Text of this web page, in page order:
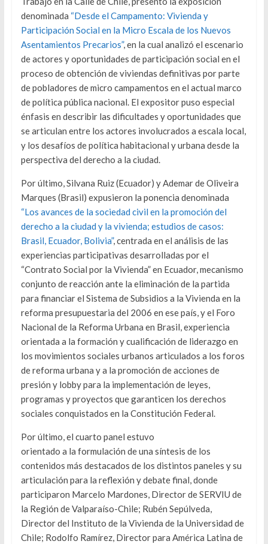
denominada “Desde el Campamento: Vivienda y
Participación Social en la Micro Escala de los Nuevos
Asentamientos Precarios”, en la cual analizó el escenario
de actores y oportunidades de participación social en el
proceso de obtención de viviendas definitivas por parte
de pobladores de micro campamentos en el actual marco
de política pública nacional. El expositor puso especial
énfasis en describir las dificultades y oportunidades que
se articulan entre los actores involucrados a escala local,
y los desafíos de política habitacional y urbana desde la
perspectiva del derecho a la ciudad.
Por último, Silvana Ruiz (Ecuador) y Ademar de Oliveira
Marques (Brasil) expusieron la ponencia denominada
“Los avances de la sociedad civil en la promoción del
derecho a la ciudad y la vivienda; estudios de casos:
Brasil, Ecuador, Bolivia”, centrada en el análisis de las
experiencias participativas desarrolladas por el
“Contrato Social por la Vivienda” en Ecuador, mecanismo
conjunto de reacción ante la eliminación de la partida
para financiar el Sistema de Subsidios a la Vivienda en la
reforma presupuestaria del 2006 en ese país, y el Foro
Nacional de la Reforma Urbana en Brasil, experiencia
orientada a la formación y cualificación de liderazgo en
los movimientos sociales urbanos articulados a los foros
de reforma urbana y a la promoción de acciones de
presión y lobby para la implementación de leyes,
programas y proyectos que garanticen los derechos
sociales conquistados en la Constitución Federal.
Por último, el cuarto panel estuvo
orientado a la formulación de una síntesis de los
contenidos más destacados de los distintos paneles y su
articulación para la reflexión y debate final, donde
participaron Marcelo Mardones, Director de SERVIU de
la Región de Valparaíso-Chile; Rubén Sepúlveda,
Director del Instituto de la Vivienda de la Universidad de
Chile; Rodolfo Ramírez, Director para América Latina de